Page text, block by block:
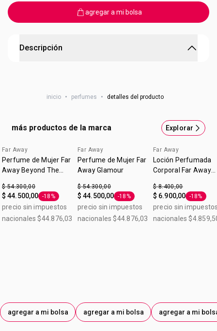
agregar a mi bolsa
Descripción
inicio • perfumes • detalles del producto
más productos de la marca Explorar
Far Away
Perfume de Mujer Far
Away Beyond The
$ 54.300,00
$ 44.500,00 Etiqueta -18%
-18%
precio sin impuestos
nacionales $44.876,03
agregar a mi bolsa
Far Away
Perfume de Mujer Far
Away Glamour
$ 54.300,00
$ 44.500,00 Etiqueta -18%
-18%
precio sin impuestos
nacionales $44.876,03
agregar a mi bolsa
Far Away
Loción Perfumada
Corporal Far Away
$ 8.400,00
$ 6.900,00 Etiqueta -
-18%
precio sin
nacionales
agregar a mi